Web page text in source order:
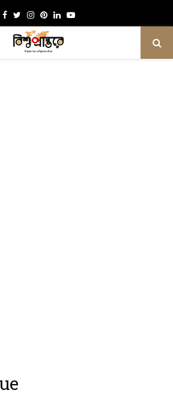
Facebook
TwitterInstagram
Pinterest
LinkedinYoutube